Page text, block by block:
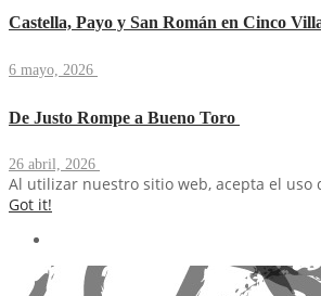
Castella, Payo y San Román en Cinco
6 mayo, 2026
De Justo Rompe a Bueno Toro
26 abril, 2026
Al utilizar nuestro sitio web, acepta el uso
Got it!